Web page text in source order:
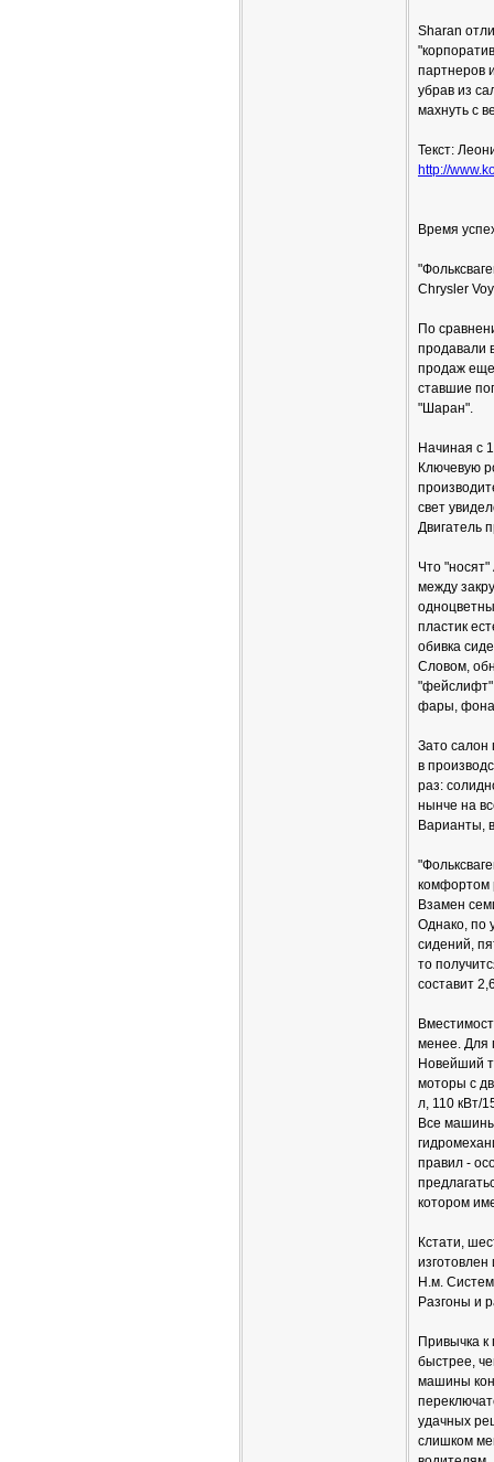
Sharan
партнеров
убрав из
махнуть с
Текст:
http://
Время
Chrysler
По
продавали
продаж еще
ставшие
"Шаран".
Начиная с
Ключевую
свет
Двигатель
Что
между
пластик
обивка
Словом,
"фейслифт"
фары,
Зато салон
в
раз:
нынче на
Варианты,
комфортом
Взамен
Однако, по
сидений,
то
составит
менее. Для
Новейший
моторы с
л, 110 кВт/
Все
правил -
котором
Кстати,
Н.м.
Разгоны и
Привычка к
быстрее,
машины
удачных
слишком